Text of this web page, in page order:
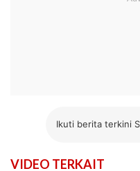
Ikuti berita terkini
VIDEO TERKAIT